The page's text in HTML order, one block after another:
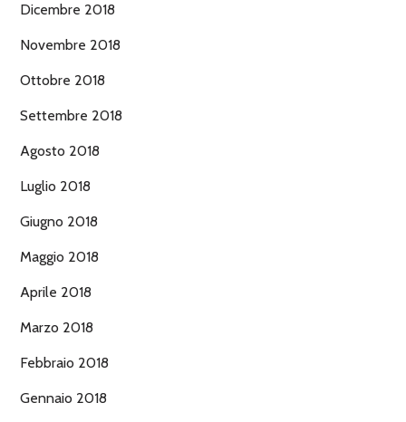
Dicembre 2018
Novembre 2018
Ottobre 2018
Settembre 2018
Agosto 2018
Luglio 2018
Giugno 2018
Maggio 2018
Aprile 2018
Marzo 2018
Febbraio 2018
Gennaio 2018